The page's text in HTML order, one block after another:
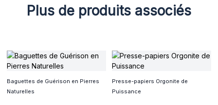
Plus de produits associés
Baguettes de Guérison en Pierres
Naturelles
Presse-papiers Orgonite de
Puissance